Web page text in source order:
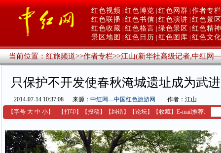
红色视频 红色博览 红色网群 作者专栏
红色联播 红色书信 红色演讲 红色景区
红色收藏 红色格言 绿色景区
红色精神
景区地图
红色日历 红色图库 红色文化
当前位置：红旅频道>>作者专栏>>江山(新华社高级记者,中红网
只保护不开发使春秋淹城遗址成为武
2014-07-14 10:37:08 来源： 中红网—中国红色旅游网
作者：江山
【字号 大 中 小】 【打印 】 【投稿】 【纠错】 【论坛】 【收藏】 E-mail推荐: